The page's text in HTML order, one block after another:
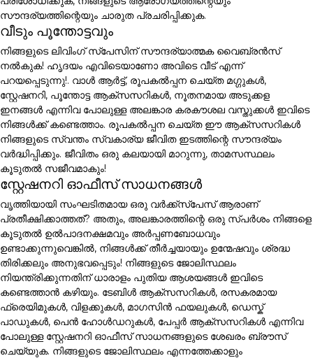
സൗന്ദര്യത്തിന്റെയും ചാരുത പ്രചരിപ്പിക്കുക.
വീടും പൂന്തോട്ടവും
നിങ്ങളുടെ ലിവിംഗ് സ്പേസിന് സൗന്ദര്യാത്മക വൈബ്രൻസ്
നൽകുക! ഹൃദയം എവിടെയാണോ അവിടെ വീട് എന്ന്
പറയപ്പെടുന്നു!. വാൾ ആർട്ട്, രൂപകൽപ്പന ചെയ്ത മഗ്ഗുകൾ,
സ്റ്റേഷനറി, പൂന്തോട്ട ആക്സസറികൾ, നൂതനമായ അടുക്കള
ഇനങ്ങൾ എന്നിവ പോലുള്ള അലങ്കാര കരകൗശല വസ്തുക്കൾ ഇവിടെ
നിങ്ങൾക്ക് കണ്ടെത്താം. രൂപകൽപ്പന ചെയ്ത ഈ ആക്സസറികൾ
നിങ്ങളുടെ സ്വന്തം സ്വകാര്യ ജീവിത ഇടത്തിന്റെ സൗന്ദര്യം
വർദ്ധിപ്പിക്കും. ജീവിതം ഒരു കലയായി മാറുന്നു, താമസസ്ഥലം
കൂടുതൽ സജീവമാകും!
സ്റ്റേഷനറി ഓഫീസ് സാധനങ്ങൾ
വൃത്തിയായി സംഘടിതമായ ഒരു വർക്ക്സ്പേസ് ആരാണ്
പ്രതീക്ഷിക്കാത്തത്? അതും, അലങ്കാരത്തിന്റെ ഒരു സ്പർശം നിങ്ങളെ
കൂടുതൽ ഉൽപാദനക്ഷമവും അർപ്പണബോധവും
ഉണ്ടാക്കുന്നുവെങ്കിൽ, നിങ്ങൾക്ക് തീർച്ചയായും ഉന്മേഷവും ശ്രദ്ധ
തിരിക്കലും അനുഭവപ്പെടും! നിങ്ങളുടെ ജോലിസ്ഥലം
നിയന്ത്രിക്കുന്നതിന് ധാരാളം പുതിയ ആശയങ്ങൾ ഇവിടെ
കണ്ടെത്താൻ കഴിയും. ടേബിൾ ആക്സസറികൾ, രസകരമായ
ഫ്രെയിമുകൾ, വിളക്കുകൾ, മാഗസിൻ ഫയലുകൾ, ഡെസ്ക്
പാഡുകൾ, പെൻ ഹോൾഡറുകൾ, പേപ്പർ ആക്സസറികൾ എന്നിവ
പോലുള്ള സ്റ്റേഷനറി ഓഫീസ് സാധനങ്ങളുടെ ശേഖരം ബ്രൗസ്
ചെയ്യുക. നിങ്ങളുടെ ജോലിസ്ഥലം എന്നത്തേക്കാളും